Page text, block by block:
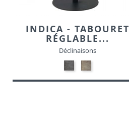
INDICA - TABOURET
RÉGLABLE...
Déclinaisons
NOIR
MAT
PATINE-
GRIS
MAT
PATINE-